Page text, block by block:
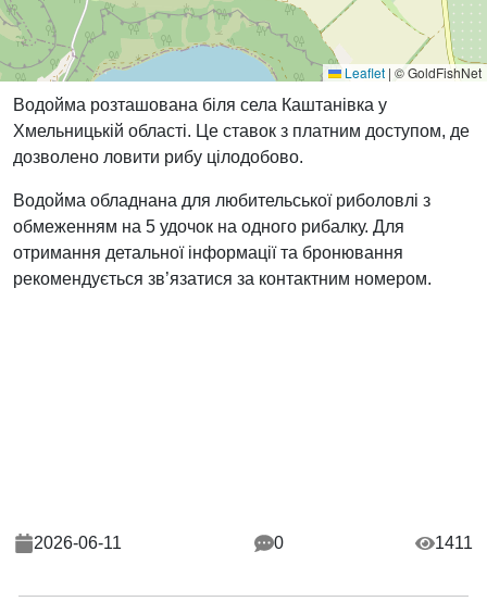
Leaflet | © GoldFishNet
Водойма розташована біля села Каштанівка у
Хмельницькій області. Це ставок з платним доступом, де
дозволено ловити рибу цілодобово.
Водойма обладнана для любительської риболовлі з
обмеженням на 5 удочок на одного рибалку. Для
отримання детальної інформації та бронювання
рекомендується зв’язатися за контактним номером.
2026-06-11 0 1411